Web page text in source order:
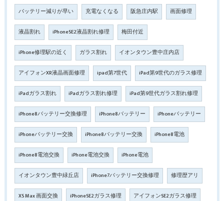
バッテリー減りが早い 充電なくなる 阪急庄内駅 画面修理
液晶割れ iPhoneSE2液晶割れ修理 梅田付近
iPhone修理駅の近く ガラス割れ イオンタウン豊中庄内店
アイフォンXR液晶画面修理 ipad第7世代 iPad第9世代のガラス修理
iPadガラス割れ iPadガラス割れ修理 iPad第9世代ガラス割れ修理
iPhone8バッテリー交換修理 iPhone8バッテリー iPhoneバッテリー
iPhoneバッテリー交換 iPhone8バッテリー交換 iPhone8電池
iPhone8電池交換 iPhone電池交換 iPhone電池
イオンタウン豊中緑丘店 iPhone7バッテリー交換修理 修理歴アリ
XS Max 画面交換 iPhoneSE2ガラス修理 アイフォンSE2ガラス修理